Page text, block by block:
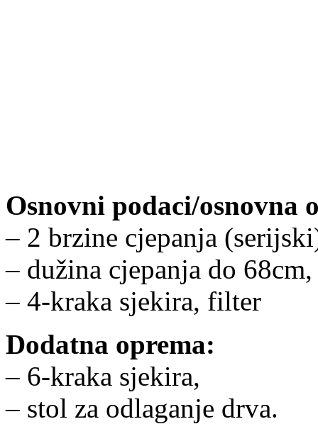
Osnovni podaci/osnovna
– 2 brzine cjepanja
– dužina cjepanja do
– 4-kraka sjekira, filter
Dodatna oprema:
– 6-kraka sjekira,
– stol za odlaganje drva.